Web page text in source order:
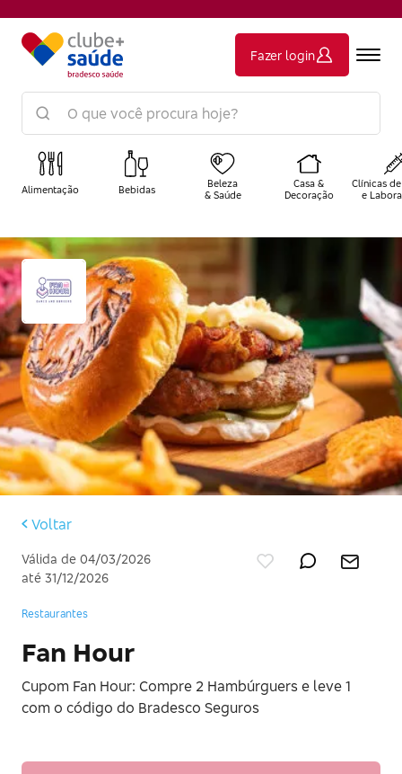
Fazer login
Alimentação Bebidas
Beleza
& Saúde
Casa &
Decoração
Clínicas
e
Voltar
Válida de 04/03/2026
até 31/12/2026
Restaurantes
Fan Hour
Cupom Fan Hour: Compre 2 Hambúrguers e leve 1
com o código do Bradesco Seguros